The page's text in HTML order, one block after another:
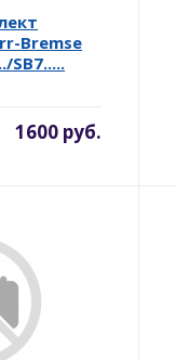
Bremse
SB7.....
1600 руб.